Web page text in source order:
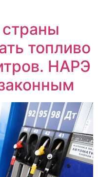
страны
топливо
НАРЭ